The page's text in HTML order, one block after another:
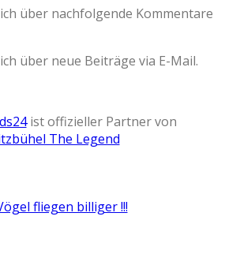
über nachfolgende Kommentare
über neue Beiträge via E-Mail.
ist offizieller Partner von
fliegen billiger !!!